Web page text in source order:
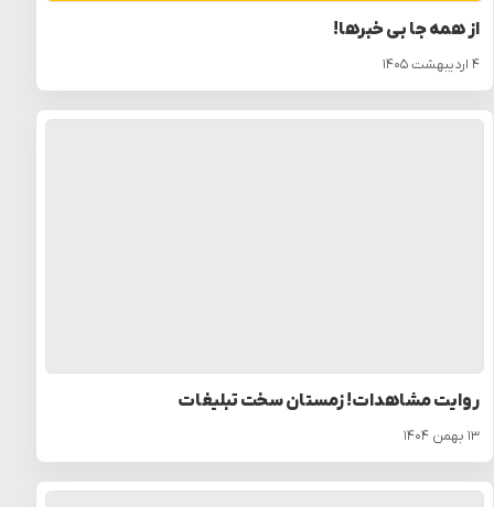
از همه جا بی خبرها!
۴ اردیبهشت ۱۴۰۵
روایت مشاهدات! زمستان سخت تبلیغات
۱۳ بهمن ۱۴۰۴